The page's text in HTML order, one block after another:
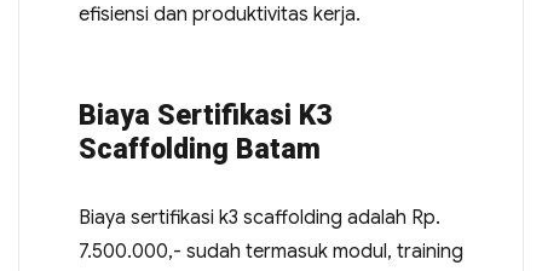
efisiensi dan produktivitas kerja.
Biaya Sertifikasi K3
Scaffolding Batam
Biaya sertifikasi k3 scaffolding adalah Rp.
7.500.000,- sudah termasuk modul, training